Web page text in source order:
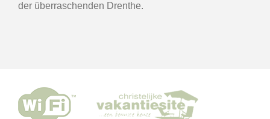
der überraschenden Drenthe.